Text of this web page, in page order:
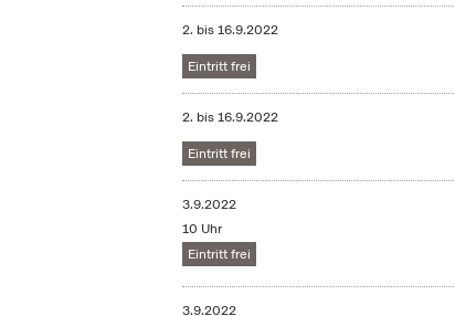
2. bis16.9.2022
Eintritt frei
2. bis16.9.2022
Eintritt frei
3.9.2022
10 Uhr
Eintritt frei
3.9.2022